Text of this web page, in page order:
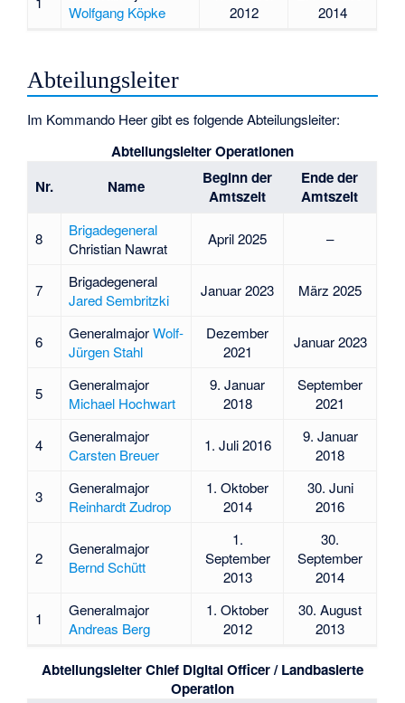
Wolfgang Köpke
2012
2014
Abteilungsleiter
Im Kommando Heer gibt es folgende Abteilungsleiter:
Abteilungsleiter Operationen
Nr.
Name
Beginn der
Amtszeit
Ende der
Amtszeit
8
Brigadegeneral
Christian Nawrat
April 2025 –
7
Brigadegeneral
Jared Sembritzki
Januar 2023 März 2025
6 GeneralmajorWolf-
Jürgen Stahl
Dezember
2021
Januar 2023
5
Generalmajor
Michael Hochwart
9. Januar
2018
September
2021
4
Generalmajor
Carsten Breuer
1. Juli 2016
9. Januar
2018
3
Generalmajor
Reinhardt Zudrop
1. Oktober
2014
30. Juni
2016
2
Generalmajor
Bernd Schütt
1.
September
2013
30.
September
2014
1
Generalmajor
Andreas Berg
1. Oktober
2012
30. August
2013
Abteilungsleiter Chief Digital Officer / Landbasierte
Operation